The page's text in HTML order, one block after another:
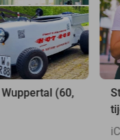
(60,